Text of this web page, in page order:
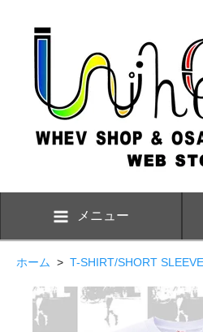
メニュー
ホーム > T-SHIRT/SHORT SLEEVE